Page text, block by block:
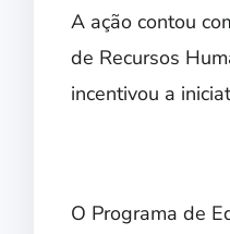
A ação contou
de Recursos
incentivou a
O Programa de